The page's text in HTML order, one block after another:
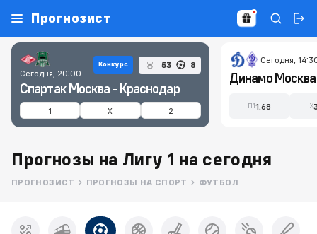
Прогнозист
Сегодня, 20:00
Конкурс 53 8
Спартак Москва - Краснодар
1 X 2
Сегодня,
П11.68 X
Прогнозы на Лигу 1 на сегодня
ПРОГНОЗИСТ ПРОГНОЗЫ НА СПОРТ ФУТБОЛ